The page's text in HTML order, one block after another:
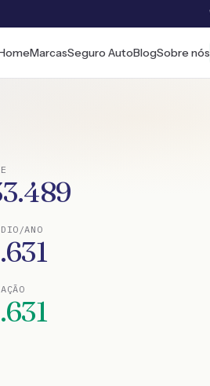
MarcasSeguro AutoBlogSobre nós
ANO